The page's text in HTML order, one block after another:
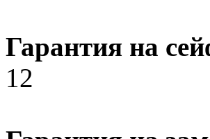
Гарантия на
12